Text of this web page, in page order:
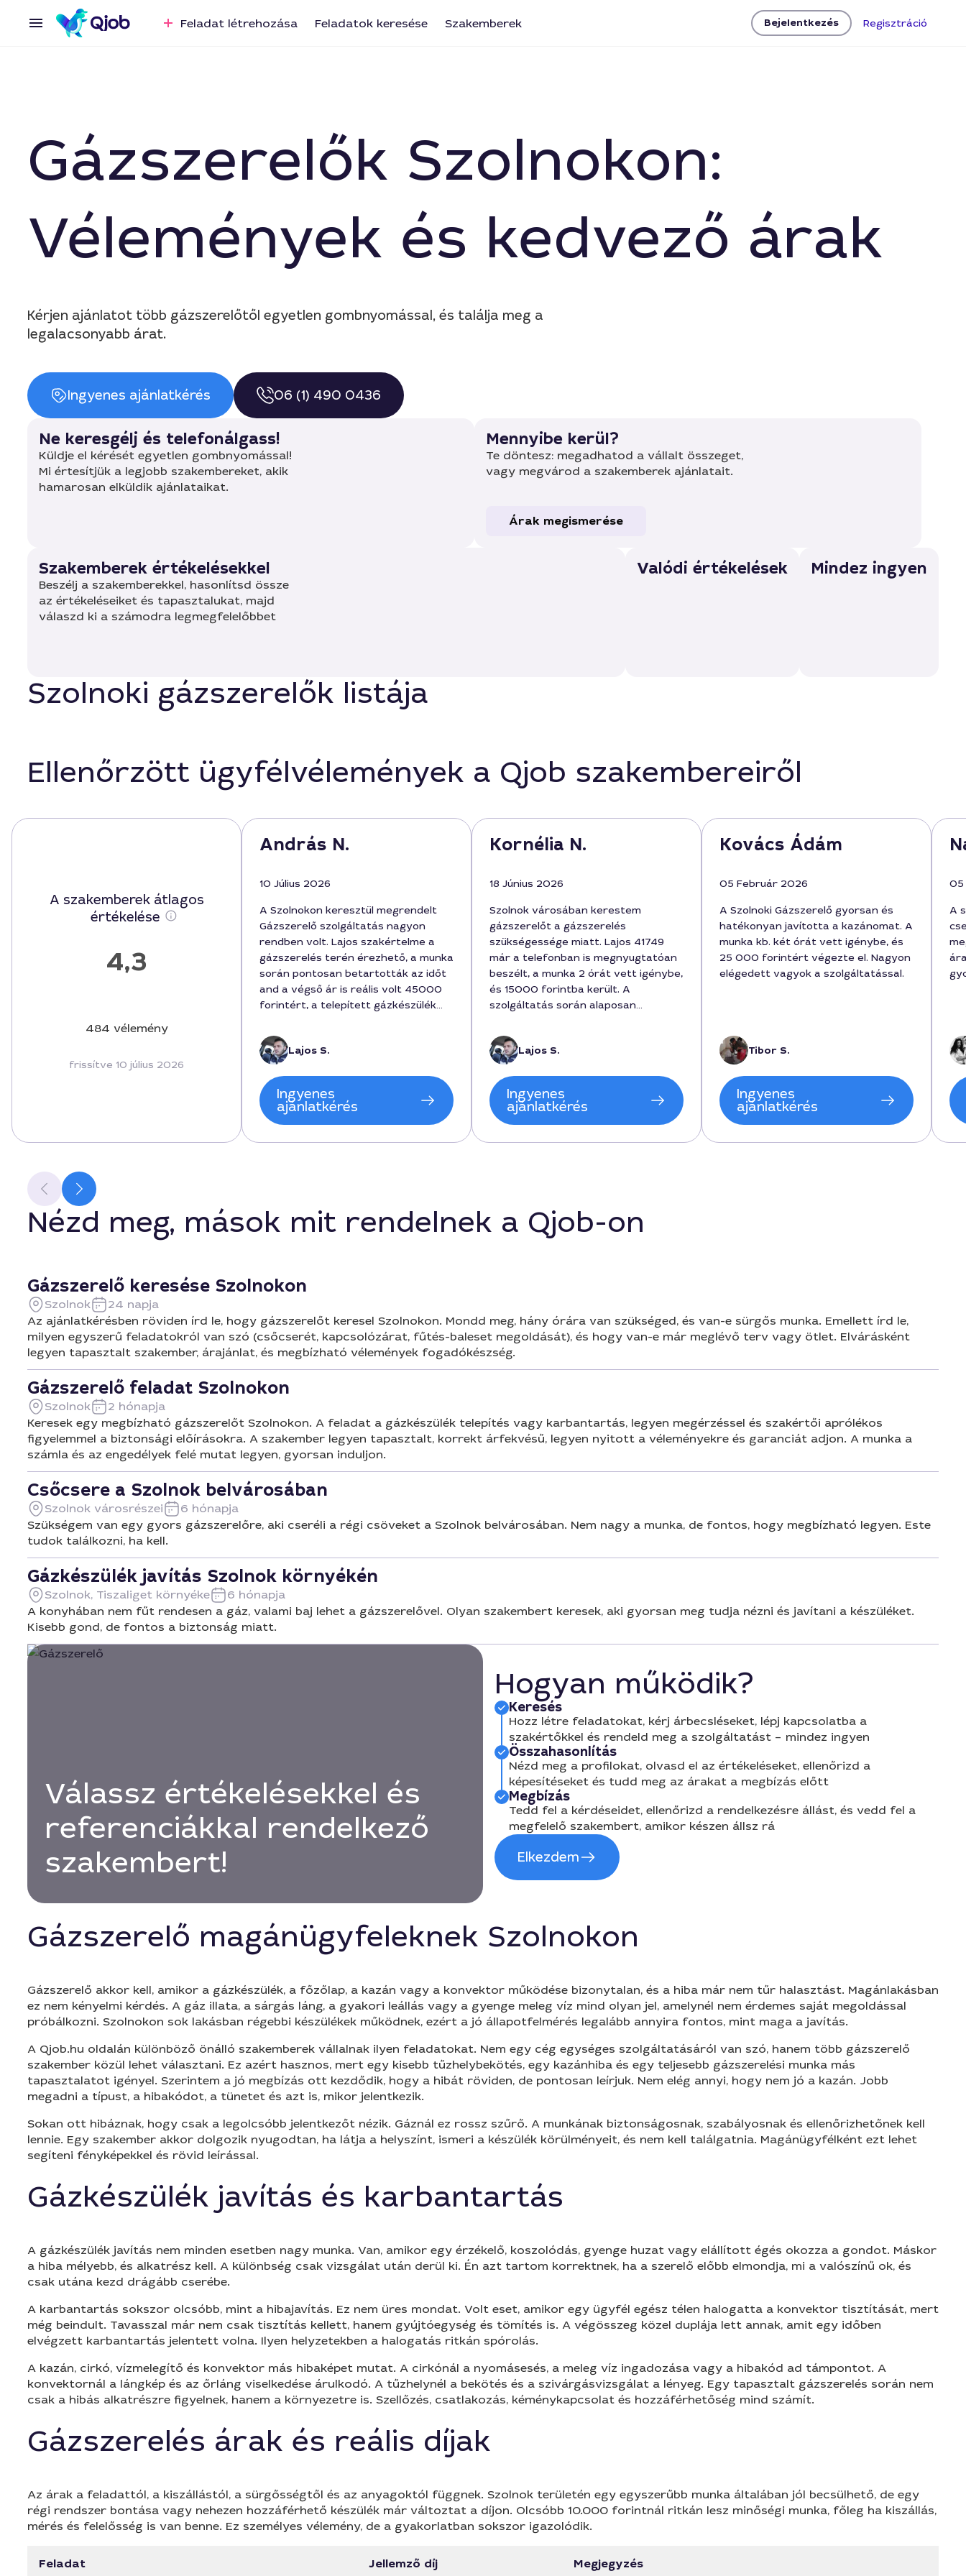
Feladat létrehozása Feladatok keresése Szakemberek Bejelentkezés Regisztráció
Gázszerelők Szolnokon:
Vélemények és kedvező árak
Kérjen ajánlatot több gázszerelőtől egyetlen gombnyomással, és találja meg a
legalacsonyabb árat.
Ingyenes ajánlatkérés 06 (1) 490 0436
Ne keresgélj és telefonálgass!
Küldje el kérését egyetlen gombnyomással!
Mi értesítjük a legjobb szakembereket, akik
hamarosan elküldik ajánlataikat.
Mennyibe kerül?
Te döntesz: megadhatod a vállalt összeget,
vagy megvárod a szakemberek ajánlatait.
Árak megismerése
Szakemberek értékelésekkel
Beszélj a szakemberekkel, hasonlítsd össze
az értékeléseiket és tapasztalukat, majd
válaszd ki a számodra legmegfelelőbbet
Valódi értékelések Mindez ingyen
Szolnoki gázszerelők listája
Ellenőrzött ügyfélvélemények a Qjob szakembereiről
A szakemberek átlagos
értékelése
4,3
484 vélemény
frissítve 10 július 2026
András N.
10 Július 2026
A Szolnokon keresztül megrendelt
Gázszerelő szolgáltatás nagyon
rendben volt. Lajos szakértelme a
gázszerelés terén érezhető, a munka
során pontosan betartották az időt
and a végső ár is reális volt 45000
forintért, a telepített gázkészülék
kommunikáció tiszta volt, gyakran
kérdezett vissza, hogy minden
rendben legyen. Jövőben is ezt a
szolgáltatót választom a városban,
ha gond adódik.
Lajos S.
Ingyenes
ajánlatkérés
Kornélia N.
18 Június 2026
Szolnok városában kerestem
gázszerelőt a gázszerelés
szükségessége miatt. Lajos 41749
már a telefonban is megnyugtatóan
beszélt, a munka 2 órát vett igénybe,
és 15000 forintba került. A
szolgáltatás során alaposan
végén adott tanácsokat a kabin
kivitelezéséhez. Megnyugtató a
szakértelem és a korrekt ár-érték
arány.
Lajos S.
Ingyenes
ajánlatkérés
Kovács Ádám
05 Február 2026
A Szolnoki Gázszerelő gyorsan és
hatékonyan javította a kazánomat. A
munka kb. két órát vett igénybe, és
25 000 forintért végezte el. Nagyon
elégedett vagyok a szolgáltatással.
Tibor S.
Ingyenes
ajánlatkérés
05
A
Nézd meg, mások mit rendelnek a Qjob-on
Gázszerelő keresése Szolnokon
Szolnok
24 napja
Az ajánlatkérésben röviden írd le, hogy gázszerelőt keresel Szolnokon. Mondd meg, hány órára van szükséged, és van-e sürgős munka. Emellett írd le,
milyen egyszerű feladatokról van szó (csőcserét, kapcsolózárat, fűtés-baleset megoldását), és hogy van-e már meglévő terv vagy ötlet. Elvárásként
legyen tapasztalt szakember, árajánlat, és megbízható vélemények fogadókészség.
Gázszerelő feladat Szolnokon
Szolnok
2 hónapja
Keresek egy megbízható gázszerelőt Szolnokon. A feladat a gázkészülék telepítés vagy karbantartás, legyen megérzéssel és szakértői aprólékos
figyelemmel a biztonsági előírásokra. A szakember legyen tapasztalt, korrekt árfekvésű, legyen nyitott a véleményekre és garanciát adjon. A munka a
számla és az engedélyek felé mutat legyen, gyorsan induljon.
Csőcsere a Szolnok belvárosában
Szolnok városrészei
6 hónapja
Szükségem van egy gyors gázszerelőre, aki cseréli a régi csöveket a Szolnok belvárosában. Nem nagy a munka, de fontos, hogy megbízható legyen. Este
tudok találkozni, ha kell.
Gázkészülék javítás Szolnok környékén
Szolnok, Tiszaliget környéke
6 hónapja
A konyhában nem fűt rendesen a gáz, valami baj lehet a gázszerelővel. Olyan szakembert keresek, aki gyorsan meg tudja nézni és javítani a készüléket.
Kisebb gond, de fontos a biztonság miatt.
Válassz értékelésekkel és
referenciákkal rendelkező
szakembert!
Hogyan működik?
Keresés
Hozz létre feladatokat, kérj árbecsléseket, lépj kapcsolatba a
szakértőkkel és rendeld meg a szolgáltatást – mindez ingyen
Összahasonlítás
Nézd meg a profilokat, olvasd el az értékeléseket, ellenőrizd a
képesítéseket és tudd meg az árakat a megbízás előtt
Megbízás
Tedd fel a kérdéseidet, ellenőrizd a rendelkezésre állást, és vedd fel a
megfelelő szakembert, amikor készen állsz rá
Elkezdem
Gázszerelő magánügyfeleknek Szolnokon
Gázszerelő akkor kell, amikor a gázkészülék, a főzőlap, a kazán vagy a konvektor működése bizonytalan, és a hiba már nem tűr halasztást. Magánlakásban
ez nem kényelmi kérdés. A gáz illata, a sárgás láng, a gyakori leállás vagy a gyenge meleg víz mind olyan jel, amelynél nem érdemes saját megoldással
próbálkozni. Szolnokon sok lakásban régebbi készülékek működnek, ezért a jó állapotfelmérés legalább annyira fontos, mint maga a javítás.
A Qjob.hu oldalán különböző önálló szakemberek vállalnak ilyen feladatokat. Nem egy cég egységes szolgáltatásáról van szó, hanem több gázszerelő
szakember közül lehet választani. Ez azért hasznos, mert egy kisebb tűzhelybekötés, egy kazánhiba és egy teljesebb gázszerelési munka más
tapasztalatot igényel. Szerintem a jó megbízás ott kezdődik, hogy a hibát röviden, de pontosan leírjuk. Nem elég annyi, hogy nem jó a kazán. Jobb
megadni a típust, a hibakódot, a tünetet és azt is, mikor jelentkezik.
Sokan ott hibáznak, hogy csak a legolcsóbb jelentkezőt nézik. Gáznál ez rossz szűrő. A munkának biztonságosnak, szabályosnak és ellenőrizhetőnek kell
lennie. Egy szakember akkor dolgozik nyugodtan, ha látja a helyszínt, ismeri a készülék körülményeit, és nem kell találgatnia. Magánügyfélként ezt lehet
segíteni fényképekkel és rövid leírással.
Gázkészülék javítás és karbantartás
A gázkészülék javítás nem minden esetben nagy munka. Van, amikor egy érzékelő, koszolódás, gyenge huzat vagy elállított égés okozza a gondot. Máskor
a hiba mélyebb, és alkatrész kell. A különbség csak vizsgálat után derül ki. Én azt tartom korrektnek, ha a szerelő előbb elmondja, mi a valószínű ok, és
csak utána kezd drágább cserébe.
A karbantartás sokszor olcsóbb, mint a hibajavítás. Ez nem üres mondat. Volt eset, amikor egy ügyfél egész télen halogatta a konvektor tisztítását, mert
még beindult. Tavasszal már nem csak tisztítás kellett, hanem gyújtóegység és tömítés is. A végösszeg közel duplája lett annak, amit egy időben
elvégzett karbantartás jelentett volna. Ilyen helyzetekben a halogatás ritkán spórolás.
A kazán, cirkó, vízmelegítő és konvektor más hibaképet mutat. A cirkónál a nyomásesés, a meleg víz ingadozása vagy a hibakód ad támpontot. A
konvektornál a lángkép és az őrláng viselkedése árulkodó. A tűzhelynél a bekötés és a szivárgásvizsgálat a lényeg. Egy tapasztalt gázszerelés során nem
csak a hibás alkatrészre figyelnek, hanem a környezetre is. Szellőzés, csatlakozás, kéménykapcsolat és hozzáférhetőség mind számít.
Gázszerelés árak és reális díjak
Az árak a feladattól, a kiszállástól, a sürgősségtől és az anyagoktól függnek. Szolnok területén egy egyszerűbb munka általában jól becsülhető, de egy
régi rendszer bontása vagy nehezen hozzáférhető készülék már változtat a díjon. Olcsóbb 10.000 forintnál ritkán lesz minőségi munka, főleg ha kiszállás,
mérés és felelősség is van benne. Ez személyes vélemény, de a gyakorlatban sokszor igazolódik.
Feladat Jellemző díj Megjegyzés